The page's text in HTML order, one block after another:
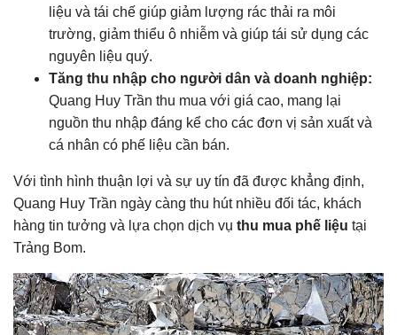
liệu và tái chế giúp giảm lượng rác thải ra môi
trường, giảm thiểu ô nhiễm và giúp tái sử dụng các
nguyên liệu quý.
Tăng thu nhập cho người dân và doanh nghiệp:
Quang Huy Trần thu mua với giá cao, mang lại
nguồn thu nhập đáng kể cho các đơn vị sản xuất và
cá nhân có phế liệu cần bán.
Với tình hình thuận lợi và sự uy tín đã được khẳng định,
Quang Huy Trần ngày càng thu hút nhiều đối tác, khách
hàng tin tưởng và lựa chọn dịch vụ thu mua phế liệu tại
Trảng Bom.